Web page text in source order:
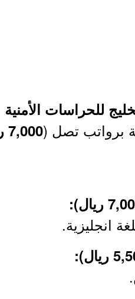
للحراسات الأمنية
برواتب تصل (7,000 ريال
انجليزية.